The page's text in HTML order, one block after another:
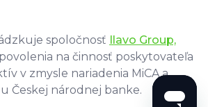
spoločnosť Ilavo Group,
na činnosť poskytovateľa
v zmysle nariadenia MiCA a
Českej národnej banke.